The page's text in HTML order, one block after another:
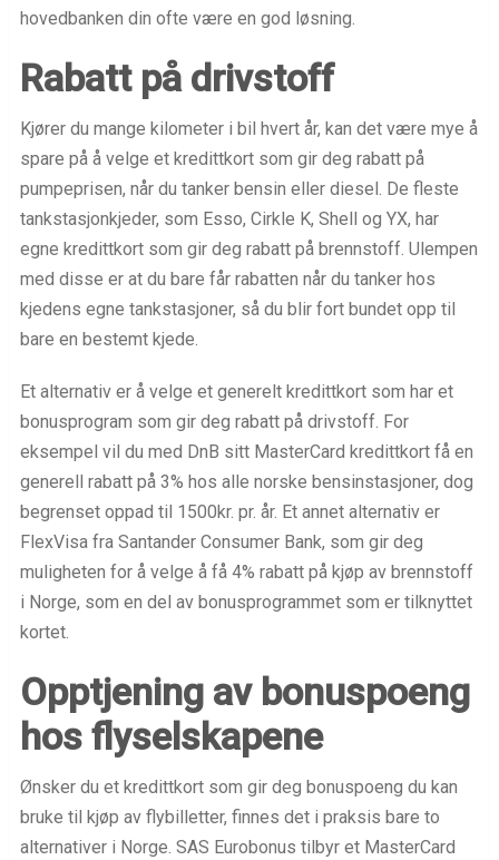
hovedbanken din ofte være en god løsning.
Rabatt på drivstoff
Kjører du mange kilometer i bil hvert år, kan det være mye å
spare på å velge et kredittkort som gir deg rabatt på
pumpeprisen, når du tanker bensin eller diesel. De fleste
tankstasjonkjeder, som Esso, Cirkle K, Shell og YX, har
egne kredittkort som gir deg rabatt på brennstoff. Ulempen
med disse er at du bare får rabatten når du tanker hos
kjedens egne tankstasjoner, så du blir fort bundet opp til
bare en bestemt kjede.
Et alternativ er å velge et generelt kredittkort som har et
bonusprogram som gir deg rabatt på drivstoff. For
eksempel vil du med DnB sitt MasterCard kredittkort få en
generell rabatt på 3% hos alle norske bensinstasjoner, dog
begrenset oppad til 1500kr. pr. år. Et annet alternativ er
FlexVisa fra Santander Consumer Bank, som gir deg
muligheten for å velge å få 4% rabatt på kjøp av brennstoff
i Norge, som en del av bonusprogrammet som er tilknyttet
kortet.
Opptjening av bonuspoeng
hos flyselskapene
Ønsker du et kredittkort som gir deg bonuspoeng du kan
bruke til kjøp av flybilletter, finnes det i praksis bare to
alternativer i Norge. SAS Eurobonus tilbyr et MasterCard